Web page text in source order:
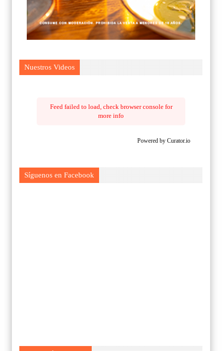
Nuestros Videos
Feed failed to load, check browser console for
more info
Powered by Curator.io
Síguenos en Facebook